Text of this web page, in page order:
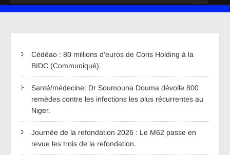
Cédéao : 80 millions d’euros de Coris Holding à la
BIDC (Communiqué).
Santé/médecine: Dr Soumouna Douma dévoile 800
remèdes contre les infections les plus récurrentes au
Niger.
Journée de la refondation 2026 : Le M62 passe en
revue les trois de la refondation.